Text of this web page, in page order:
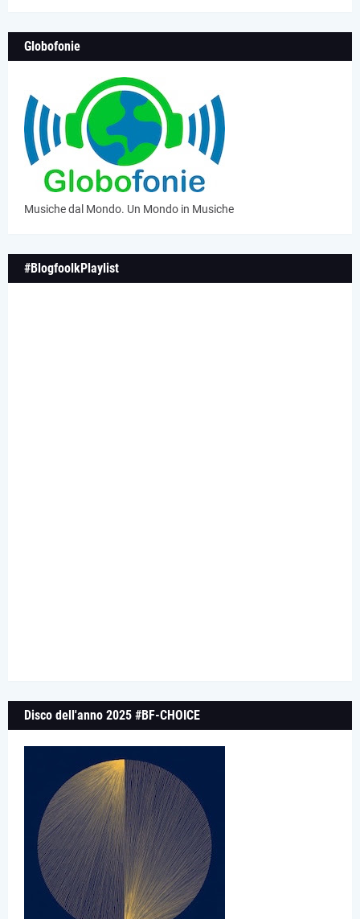
Globofonie
Musiche dal Mondo. Un Mondo in Musiche
#BlogfoolkPlaylist
Disco dell'anno 2025 #BF-CHOICE